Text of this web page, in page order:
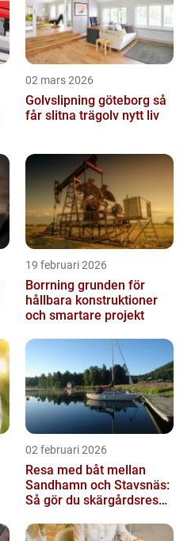
02 mars 2026
Golvslipning göteborg så
får slitna trägolv nytt liv
19 februari 2026
Borrning grunden för
hållbara konstruktioner
och smartare projekt
02 februari 2026
Resa med båt mellan
Sandhamn och Stavsnäs:
Så gör du skärgårdsresan